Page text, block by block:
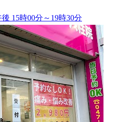
後 15時00分～19時30分